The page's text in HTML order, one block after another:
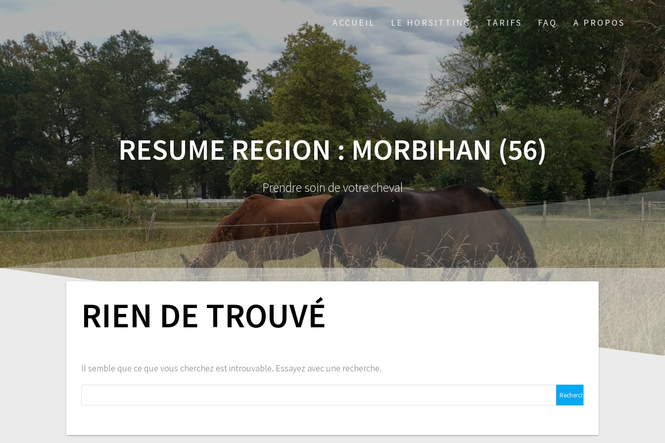
ACCUEIL LE HORSITTING TARIFS FAQ A PROPOS
RESUME REGION :MORBIHAN (56)
Prendre soin de votre cheval
RIEN DE TROUVÉ
Il semble que ce que vous cherchez est introuvable. Essayez avec une recherche.